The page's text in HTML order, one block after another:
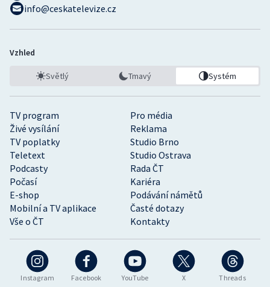
Instagram Facebook YouTube X Threads
TV program
Pro média
Živé vysílání
Reklama
TV poplatky
Studio Brno
Teletext
Studio Ostrava
Podcasty
Rada ČT
Počasí
Kariéra
E-shop
Podávání námětů
Mobilní a TV aplikace
Časté dotazy
Vše o ČT
Kontakty
info@ceskatelevize.cz
Vzhled
Světlý Tmavý Systém